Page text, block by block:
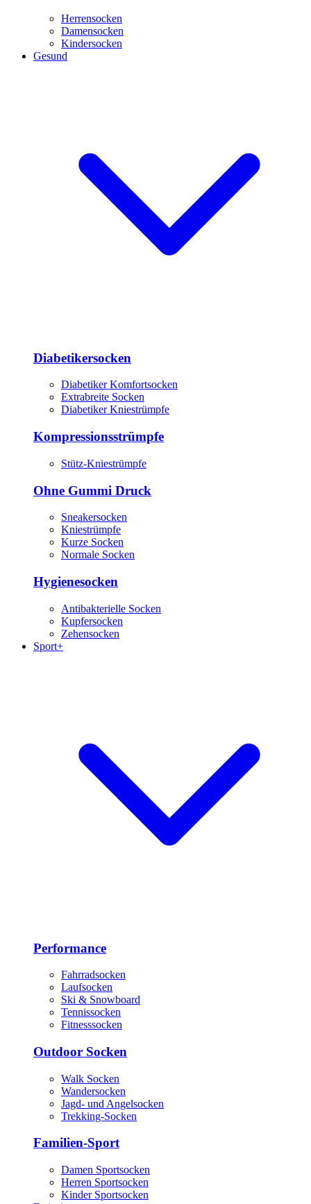
Herrensocken
Damensocken
Kindersocken
Gesund
Diabetikersocken
Diabetiker Komfortsocken
Extrabreite Socken
Diabetiker Kniestrümpfe
Kompressionsstrümpfe
Stütz-Kniestrümpfe
Ohne Gummi Druck
Sneakersocken
Kniestrümpfe
Kurze Socken
Normale Socken
Hygienesocken
Antibakterielle Socken
Kupfersocken
Zehensocken
Sport+
Performance
Fahrradsocken
Laufsocken
Ski & Snowboard
Tennissocken
Fitnesssocken
Outdoor Socken
Walk Socken
Wandersocken
Jagd- und Angelsocken
Trekking-Socken
Familien-Sport
Damen Sportsocken
Herren Sportsocken
Kinder Sportsocken